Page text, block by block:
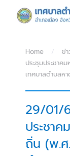
Skip to main
Home ข่
ประชุมประชา
เทศบาลตำบลห
29/01/
ประชา
ถิ่น (พ.ศ